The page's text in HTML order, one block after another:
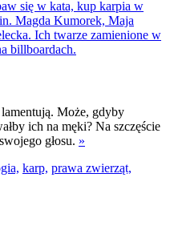
Może, gdyby
ich na męki? Na szczęście
głosu. »
karp, prawa zwierząt,